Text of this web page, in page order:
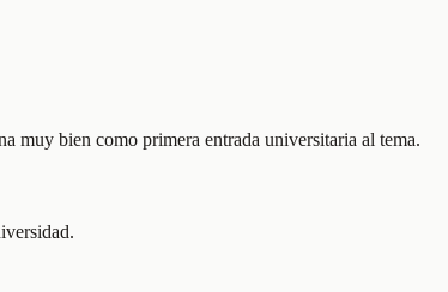
muy bien como primera entrada universitaria al tema.